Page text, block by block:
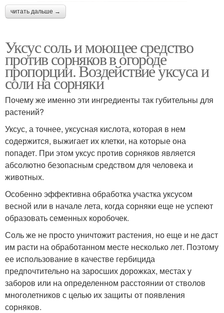
читать дальше →
Уксус соль и моющее средство
против сорняков в огороде
пропорции. Воздействие уксуса и
соли на сорняки
Почему же именно эти ингредиенты так губительны для
растений?
Уксус, а точнее, уксусная кислота, которая в нем
содержится, выжигает их клетки, на которые она
попадет. При этом уксус против сорняков является
абсолютно безопасным средством для человека и
животных.
Особенно эффективна обработка участка уксусом
весной или в начале лета, когда сорняки еще не успеют
образовать семенных коробочек.
Соль же не просто уничтожит растения, но еще и не даст
им расти на обработанном месте несколько лет. Поэтому
ее использование в качестве гербицида
предпочтительно на заросших дорожках, местах у
заборов или на определенном расстоянии от стволов
многолетников с целью их защиты от появления
сорняков.